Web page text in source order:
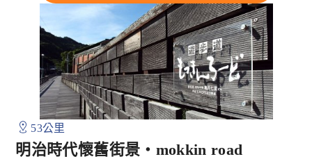
53公里
明治時代懷舊街景・mokkin road